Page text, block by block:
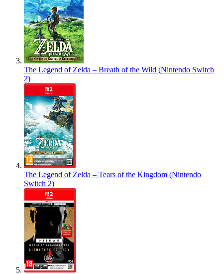
The Legend of Zelda – Breath of the Wild (Nintendo Switch
2)
The Legend of Zelda – Tears of the Kingdom (Nintendo
Switch 2)